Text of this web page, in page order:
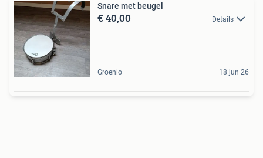
Snare met beugel
€ 40,00 Details
Groenlo 18 jun 26